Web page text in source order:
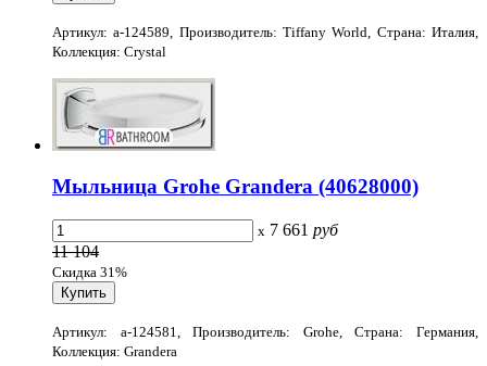
Артикул: a-124589, Производитель: Tiffany World, Страна: Италия,
Коллекция: Crystal
Мыльница Grohe Grandera (40628000)
x 7 661 руб
11 104
Скидка 31%
Артикул: a-124581, Производитель: Grohe, Страна: Германия,
Коллекция: Grandera